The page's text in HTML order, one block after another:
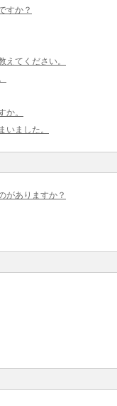
すか？
えてください。
か。
いました。
がありますか？